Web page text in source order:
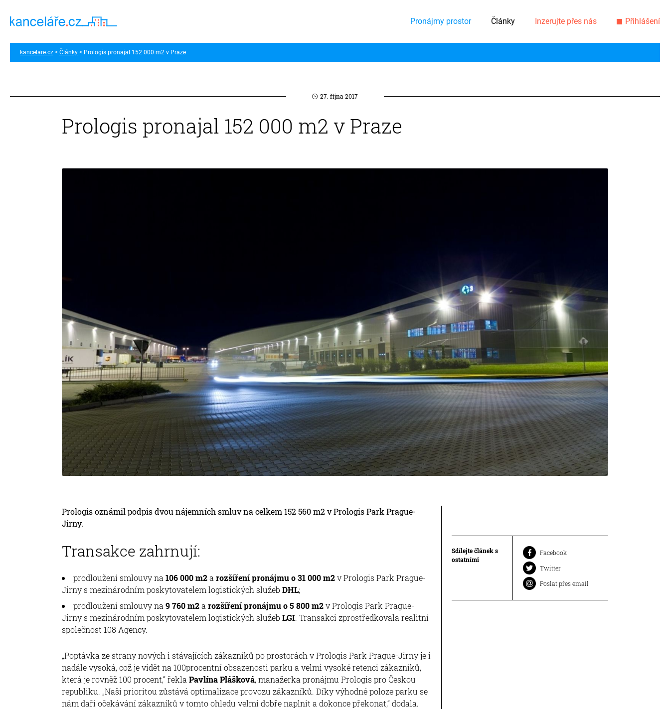
Pronájmy prostor Články Inzerujte přes nás Přihlášení
kancelare.cz Články Prologis pronajal 152 000 m2 v Praze
27. října 2017
Prologis pronajal 152 000 m2 v Praze
Prologis oznámil podpis dvou nájemních smluv na celkem 152 560 m2 v Prologis Park Prague-
Jirny.
Transakce zahrnují:
prodloužení smlouvy na 106 000 m2a rozšíření pronájmu o 31 000 m2v Prologis Park Prague-
Jirny s mezinárodním poskytovatelem logistických služeb DHL;
prodloužení smlouvy na 9 760 m2a rozšíření pronájmu o 5 800 m2v Prologis Park Prague-
Jirny s mezinárodním poskytovatelem logistických služeb LGI. Transakci zprostředkovala realitní
společnost 108 Agency.
„Poptávka ze strany nových i stávajících zákazníků po prostorách v Prologis Park Prague-Jirny je i
nadále vysoká, což je vidět na 100procentní obsazenosti parku a velmi vysoké retenci zákazníků,
která je rovněž 100 procent,“ řekla Pavlína Plášková, manažerka pronájmu Prologis pro Českou
republiku. „Naší prioritou zůstává optimalizace provozu zákazníků. Díky výhodné poloze parku se
nám daří očekávání zákazníků v tomto ohledu velmi dobře naplnit a dokonce překonat,“ dodala.
Sdílejte článek s
ostatními
Facebook
Twitter
Poslat přes email